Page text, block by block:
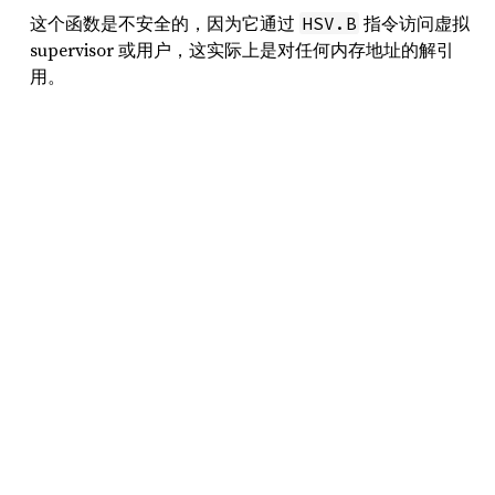
这个函数是不安全的，因为它通过 HSV.B 指令访问虚拟
supervisor 或用户，这实际上是对任何内存地址的解引
用。